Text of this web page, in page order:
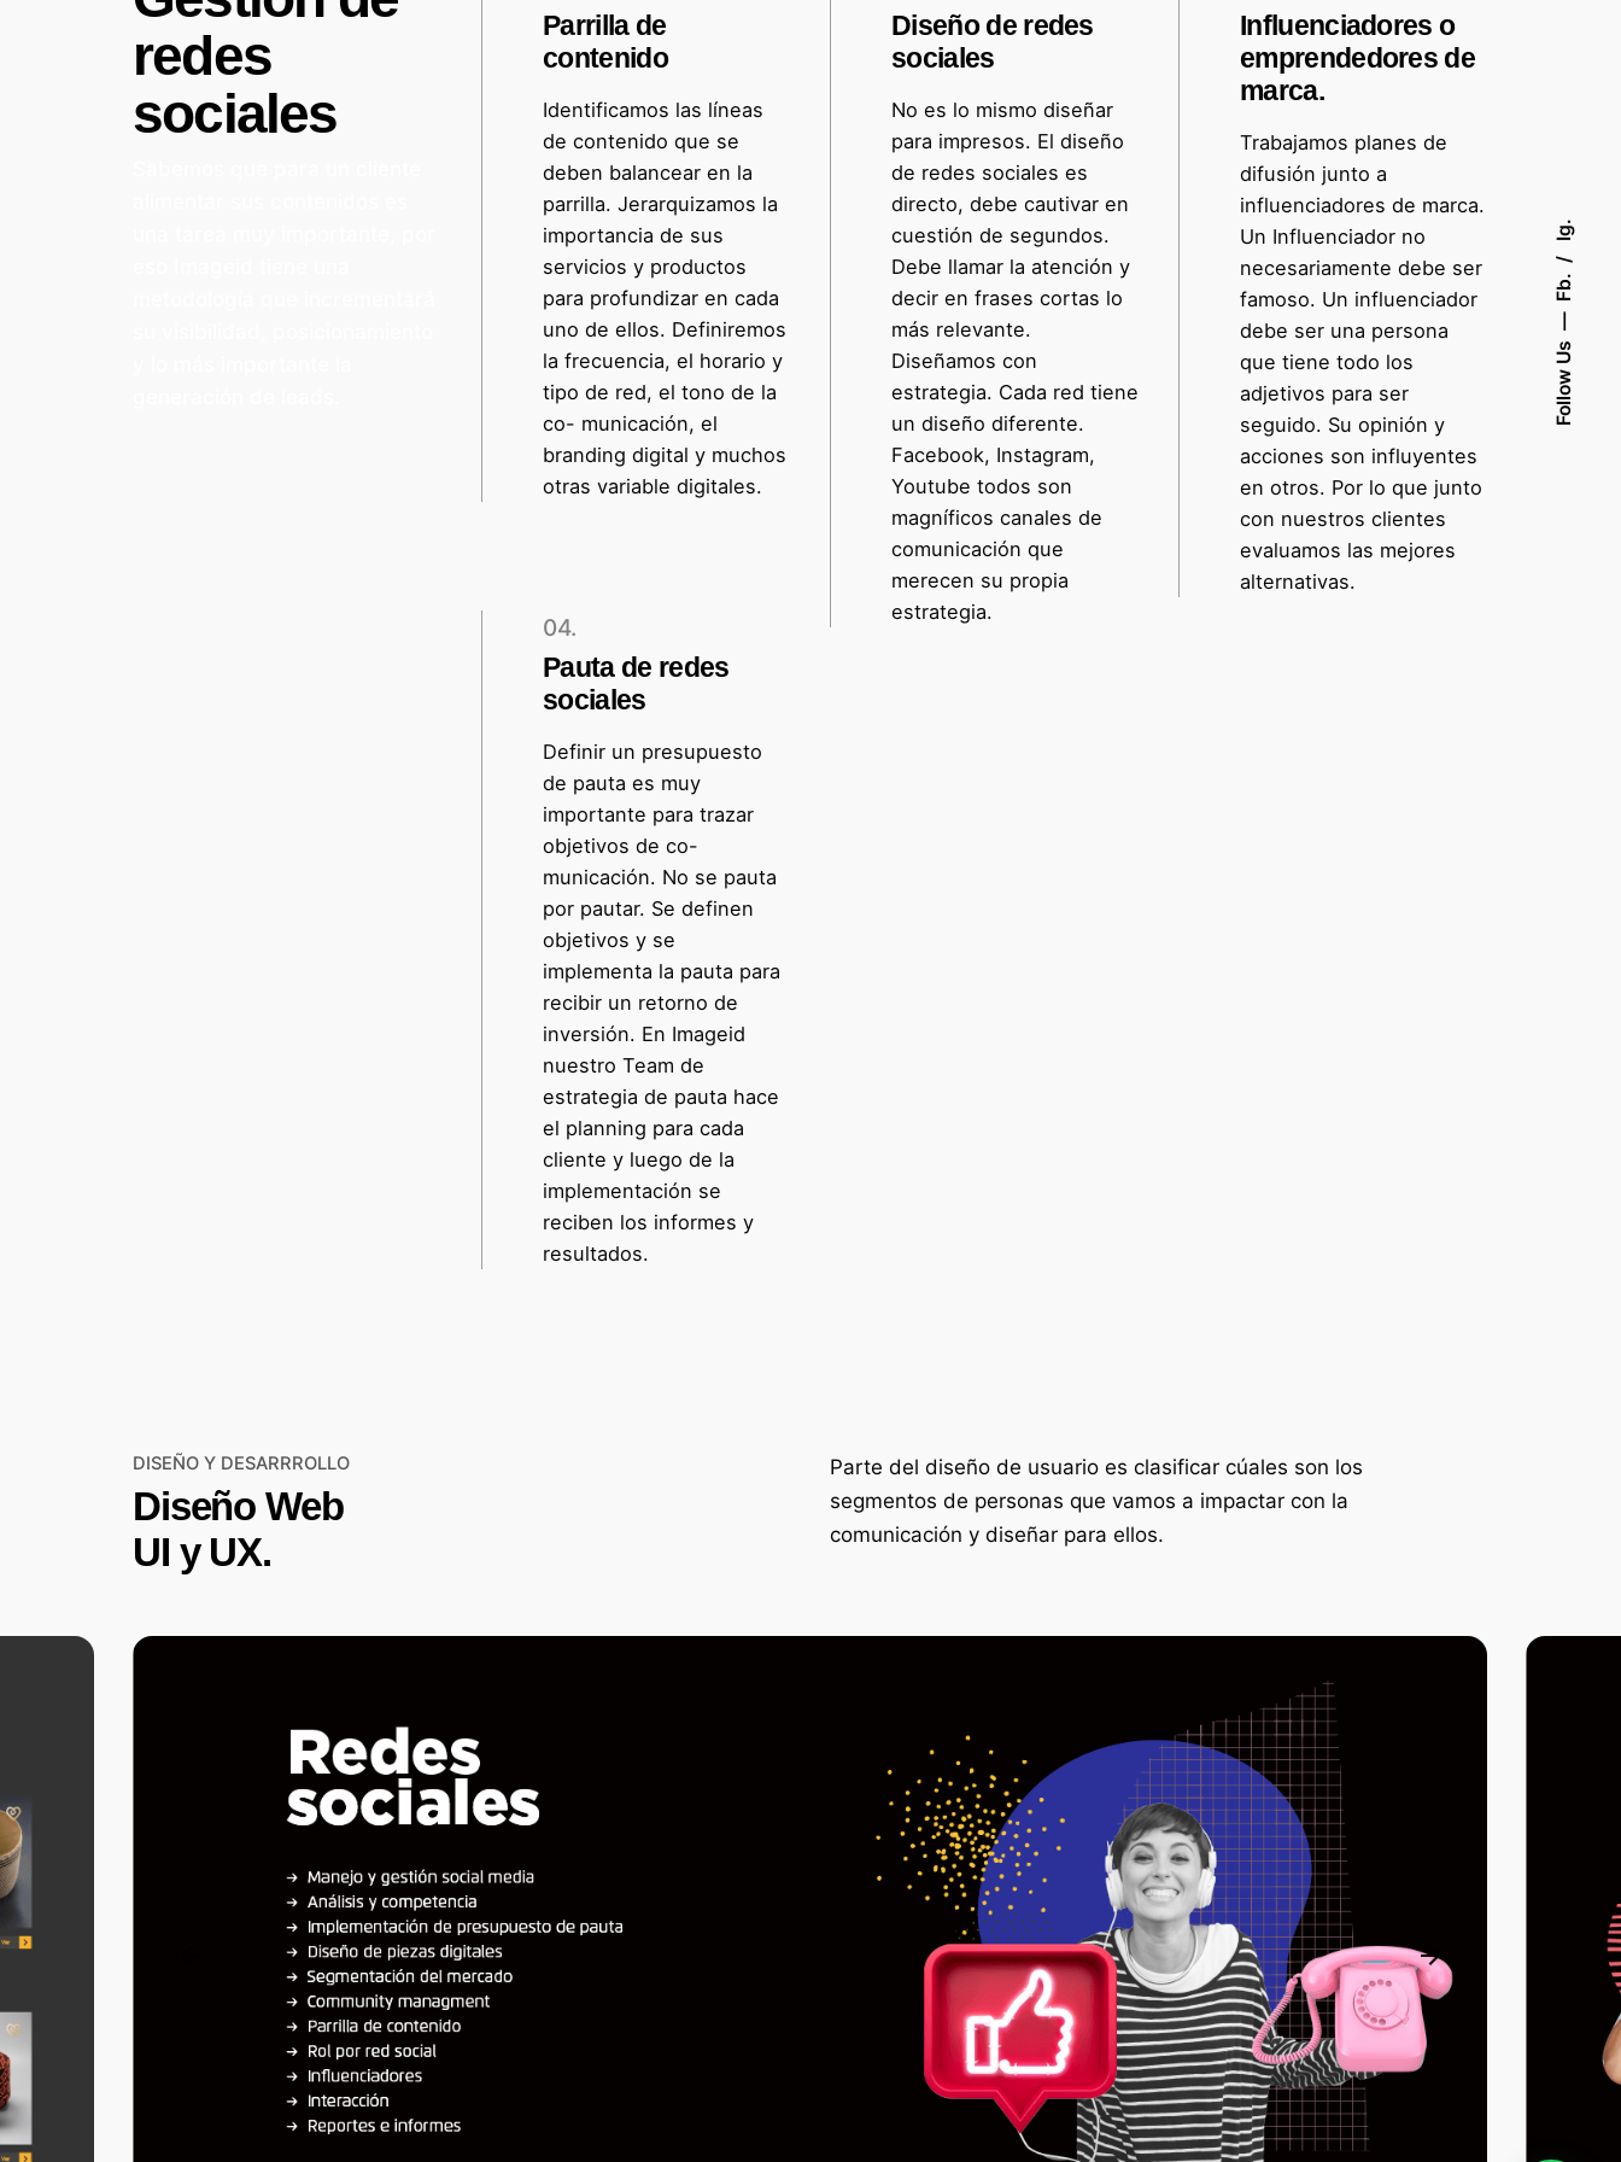
Follow Us
Fb.
Ig.
redes
sociales
Parrilla de
contenido
Identificamos las líneas
de contenido que se
deben balancear en la
parrilla. Jerarquizamos la
importancia de sus
servicios y productos
para profundizar en cada
uno de ellos. Definiremos
la frecuencia, el horario y
tipo de red, el tono de la
co- municación, el
branding digital y muchos
otras variable digitales.
04.
Pauta de redes
sociales
Definir un presupuesto
de pauta es muy
importante para trazar
objetivos de co-
municación. No se pauta
por pautar. Se definen
objetivos y se
implementa la pauta para
recibir un retorno de
inversión. En Imageid
nuestro Team de
estrategia de pauta hace
el planning para cada
cliente y luego de la
implementación se
reciben los informes y
resultados.
Diseño de redes
sociales
No es lo mismo diseñar
para impresos. El diseño
de redes sociales es
directo, debe cautivar en
cuestión de segundos.
Debe llamar la atención y
decir en frases cortas lo
más relevante.
Diseñamos con
estrategia. Cada red tiene
un diseño diferente.
Facebook, Instagram,
Youtube todos son
magníficos canales de
comunicación que
merecen su propia
estrategia.
Influenciadores o
emprendedores de
marca.
Trabajamos planes de
difusión junto a
influenciadores de marca.
Un Influenciador no
necesariamente debe ser
famoso. Un influenciador
debe ser una persona
que tiene todo los
adjetivos para ser
seguido. Su opinión y
acciones son influyentes
en otros. Por lo que junto
con nuestros clientes
evaluamos las mejores
alternativas.
DISEÑO Y DESARRROLLO
Diseño Web
UI y UX.
Parte del diseño de usuario es clasificar cúales son los
segmentos de personas que vamos a impactar con la
comunicación y diseñar para ellos.